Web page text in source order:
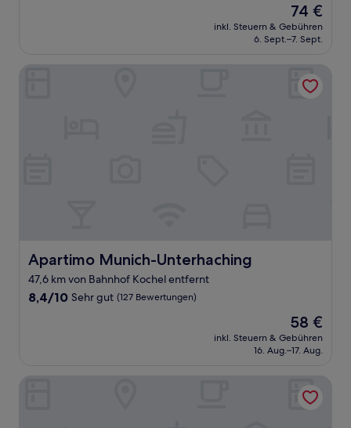
Bewertungen)
Der
Preis
beträgt
74 €
inkl. Steuern & Gebühren
6. Sept.–7. Sept.
Apartimo Munich-Unterhaching
Apartimo Munich-Unterhaching
47,6 km von Bahnhof Kochel entfernt
8.4
Bewertungen)
8,4/10 Sehr gut (127 Bewertungen)
Der
Preis
beträgt
58 €
inkl. Steuern & Gebühren
16. Aug.–17. Aug.